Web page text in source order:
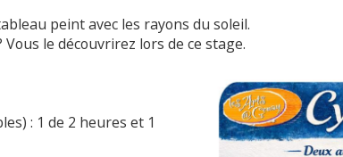
peint avec les rayons du soleil.
le découvrirez lors de ce stage.
: 1 de 2 heures et 1